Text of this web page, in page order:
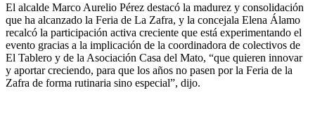
El alcalde Marco Aurelio Pérez destacó la madurez y consolidación
que ha alcanzado la Feria de La Zafra, y la concejala Elena Álamo
recalcó la participación activa creciente que está experimentando el
evento gracias a la implicación de la coordinadora de colectivos de
El Tablero y de la Asociación Casa del Mato, “que quieren innovar
y aportar creciendo, para que los años no pasen por la Feria de la
Zafra de forma rutinaria sino especial”, dijo.